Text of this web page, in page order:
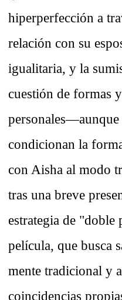
hiperperfección a
relación con su
igualitaria, y la
cuestión de formas
personales—aunque
condicionan la
con Aisha al modo
tras una breve
estrategia de "doble
película, que busca
mente tradicional y
coincidencias